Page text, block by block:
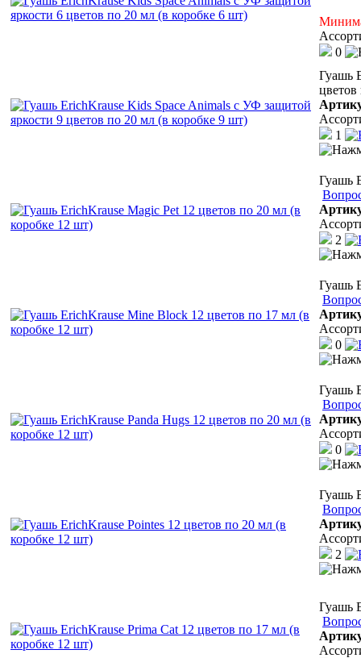
0
Гуашь
1
Гуашь
2
Гуашь
0
Гуашь
0
Гуашь
2
Гуашь